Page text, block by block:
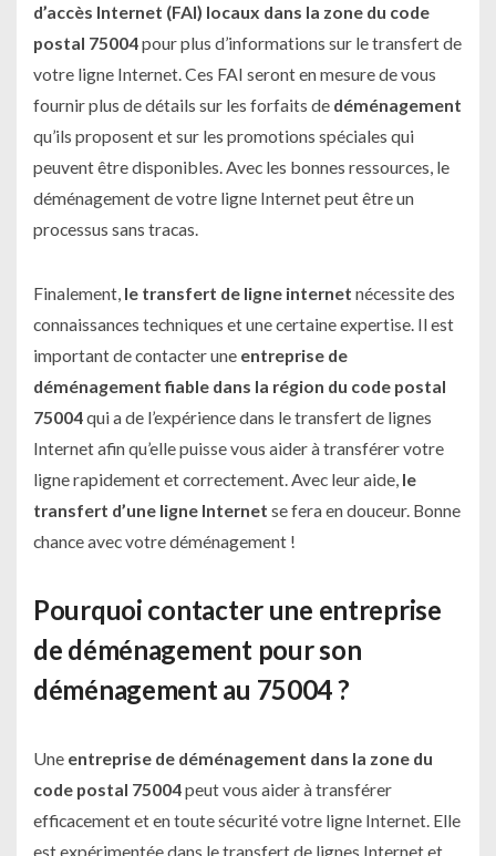
d’accès Internet (FAI) locaux dans la zone du code
postal 75004pour plus d’informations sur le transfert de
votre ligne Internet. Ces FAI seront en mesure de vous
fournir plus de détails sur les forfaits de déménagement
qu’ils proposent et sur les promotions spéciales qui
peuvent être disponibles. Avec les bonnes ressources, le
déménagement de votre ligne Internet peut être un
processus sans tracas.
Finalement, le transfert de ligne internet nécessite des
connaissances techniques et une certaine expertise. Il est
important de contacter une entreprise de
déménagement fiable dans la région du code postal
75004qui a de l’expérience dans le transfert de lignes
Internet afin qu’elle puisse vous aider à transférer votre
ligne rapidement et correctement. Avec leur aide, le
transfert d’une ligne Internet se fera en douceur. Bonne
chance avec votre déménagement !
Pourquoi contacter une entreprise
de déménagement pour son
déménagement au 75004 ?
Une entreprise de déménagement dans la zone du
code postal 75004peut vous aider à transférer
efficacement et en toute sécurité votre ligne Internet. Elle
est expérimentée dans le transfert de lignes Internet et